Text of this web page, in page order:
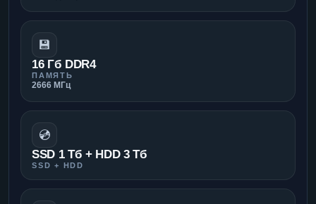
💾
16 Гб DDR4
ПАМЯТЬ
2666 МГц
💿
SSD 1 Тб + HDD 3 Тб
SSD + HDD